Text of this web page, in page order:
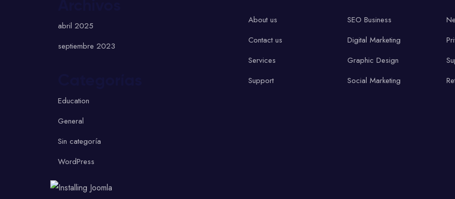
abril 2025
septiembre 2023
Education
General
Sin categoría
WordPress
About us
Contact us
Services
Support
SEO Business
Digital Marketing
Graphic Design
Social Marketing